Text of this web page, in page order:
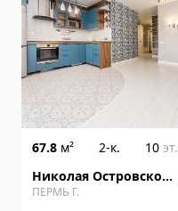
67.8 м² 2-к. 10 эт.
Николая Островского
ул., 93, к б
ПЕРМЬ Г.